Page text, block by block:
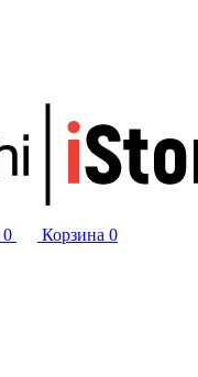
0 Корзина 0